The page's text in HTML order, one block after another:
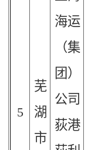
5
芜
湖
市
海运
（集
团）
公司
荻港